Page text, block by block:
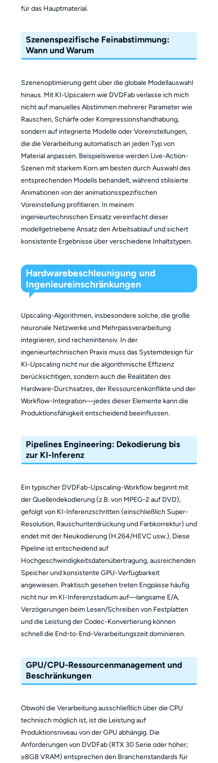
für das Hauptmaterial.
Szenenspezifische Feinabstimmung:
Wann und Warum
Szenenoptimierung geht über die globale Modellauswahl
hinaus. Mit KI-Upscalern wie DVDFab verlasse ich mich
nicht auf manuelles Abstimmen mehrerer Parameter wie
Rauschen, Schärfe oder Kompressionshandhabung,
sondern auf integrierte Modelle oder Voreinstellungen,
die die Verarbeitung automatisch an jeden Typ von
Material anpassen. Beispielsweise werden Live-Action-
Szenen mit starkem Korn am besten durch Auswahl des
entsprechenden Modells behandelt, während stilisierte
Animationen von der animationsspezifischen
Voreinstellung profitieren. In meinem
ingenieurtechnischen Einsatz vereinfacht dieser
modellgetriebene Ansatz den Arbeitsablauf und sichert
konsistente Ergebnisse über verschiedene Inhaltstypen.
Hardwarebeschleunigung und
Ingenieureinschränkungen
Upscaling-Algorithmen, insbesondere solche, die große
neuronale Netzwerke und Mehrpassverarbeitung
integrieren, sind rechenintensiv. In der
ingenieurtechnischen Praxis muss das Systemdesign für
KI-Upscaling nicht nur die algorithmische Effizienz
berücksichtigen, sondern auch die Realitäten des
Hardware-Durchsatzes, der Ressourcenkonflikte und der
Workflow-Integration—jedes dieser Elemente kann die
Produktionsfähigkeit entscheidend beeinflussen.
Pipelines Engineering: Dekodierung bis
zur KI-Inferenz
Ein typischer DVDFab-Upscaling-Workflow beginnt mit
der Quellendekodierung (z.B. von MPEG-2 auf DVD),
gefolgt von KI-Inferenzschritten (einschließlich Super-
Resolution, Rauschunterdrückung und Farbkorrektur) und
endet mit der Neukodierung (H.264/HEVC usw.). Diese
Pipeline ist entscheidend auf
Hochgeschwindigkeitsdatenübertragung, ausreichenden
Speicher und konsistente GPU-Verfügbarkeit
angewiesen. Praktisch gesehen treten Engpässe häufig
nicht nur im KI-Inferenzstadium auf—langsame E/A,
Verzögerungen beim Lesen/Schreiben von Festplatten
und die Leistung der Codec-Konvertierung können
schnell die End-to-End-Verarbeitungszeit dominieren.
GPU/CPU-Ressourcenmanagement und
Beschränkungen
Obwohl die Verarbeitung ausschließlich über die CPU
technisch möglich ist, ist die Leistung auf
Produktionsniveau von der GPU abhängig. Die
Anforderungen von DVDFab (RTX 30 Serie oder höher;
≥8GB VRAM) entsprechen den Branchenstandards für